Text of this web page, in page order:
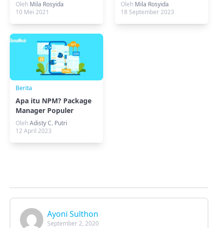
Oleh Mila Rosyida
10 Mei 2021
Server
Oleh Mila Rosyida
18 September 2023
Berita
Apa itu NPM? Package
Manager Populer
Javascript
OlehAdisty C. Putri
12 April 2023
Ayoni Sulthon
September 2, 2020